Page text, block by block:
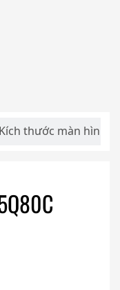
Kích thước màn hình